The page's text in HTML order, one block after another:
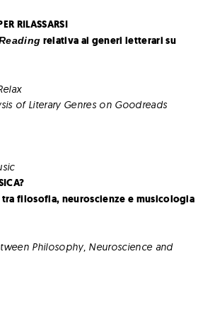
RILASSARSI
relativa ai generi letterari su
of Literary Genres on Goodreads
filosofia, neuroscienze e musicologia
Philosophy, Neuroscience and